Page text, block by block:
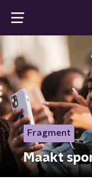
Fragment
Maakt